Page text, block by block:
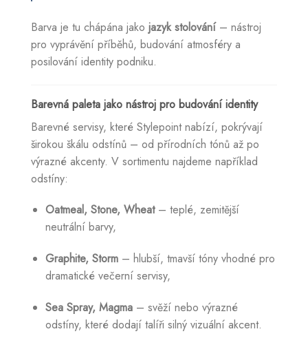
Barva je tu chápána jako jazyk stolování– nástroj
pro vyprávění příběhů, budování atmosféry a
posilování identity podniku.
Barevná paleta jako nástroj pro budování identity
Barevné servisy, které Stylepoint nabízí, pokrývají
širokou škálu odstínů – od přírodních tónů až po
výrazné akcenty. V sortimentu najdeme například
odstíny:
Oatmeal, Stone, Wheat– teplé, zemitější
neutrální barvy,
Graphite, Storm– hlubší, tmavší tóny vhodné pro
dramatické večerní servisy,
Sea Spray, Magma– svěží nebo výrazné
odstíny, které dodají talíři silný vizuální akcent.